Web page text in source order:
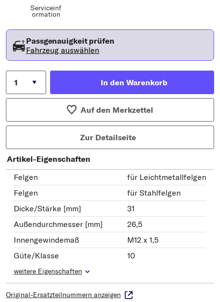
Serviceinf
ormation
Passgenauigkeit prüfen
Fahrzeug auswählen
In den Warenkorb
Auf den Merkzettel
Zur Detailseite
Artikel-Eigenschaften
Felgen
für Leichtmetallfelgen
Felgen
für Stahlfelgen
Dicke/Stärke [mm]
31
Außendurchmesser [mm]
26,5
Innengewindemaß
M12 x 1,5
Güte/Klasse
10
weitere Eigenschaften
Original-Ersatzteilnummern anzeigen